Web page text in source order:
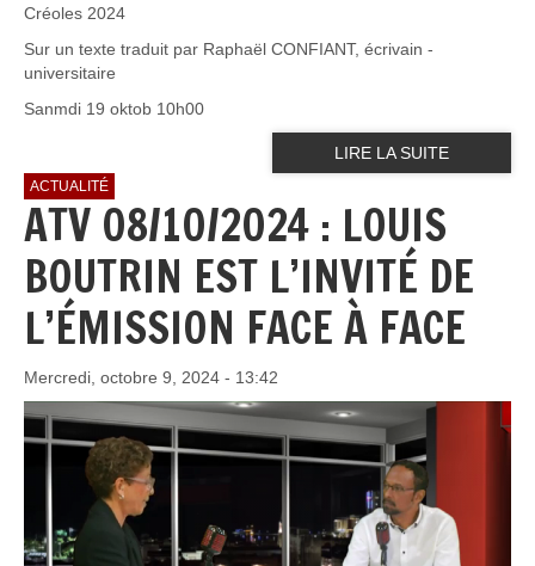
Créoles 2024
Sur un texte traduit par Raphaël CONFIANT, écrivain -
universitaire
Sanmdi 19 oktob 10h00
LIRE LA SUITE
ACTUALITÉ
ATV 08/10/2024 : LOUIS
BOUTRIN EST L’INVITÉ DE
L’ÉMISSION FACE À FACE
Mercredi, octobre 9, 2024 - 13:42